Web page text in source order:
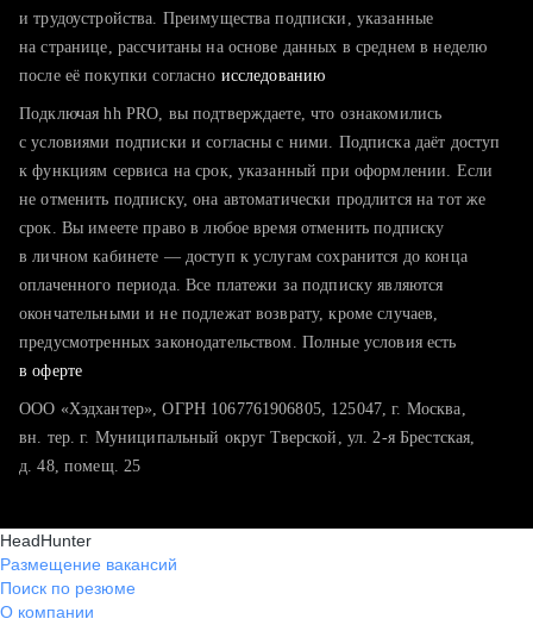
тратите много времени на поиск и вручную поднимаете
хотите сравнить себя с конкурентами и оценить шансы
и трудоустройства. Преимущества подписки, указанные
на странице, рассчитаны на основе данных в среднем в неделю
после её покупки согласно исследованию
Подключая hh PRO, вы подтверждаете, что ознакомились
с условиями подписки и согласны с ними. Подписка даёт доступ
к функциям сервиса на срок, указанный при оформлении. Если
не отменить подписку, она автоматически продлится на тот же
срок. Вы имеете право в любое время отменить подписку
в личном кабинете — доступ к услугам сохранится до конца
оплаченного периода. Все платежи за подписку являются
окончательными и не подлежат возврату, кроме случаев,
предусмотренных законодательством. Полные условия есть
в оферте
ООО «Хэдхантер», ОГРН 1067761906805, 125047, г. Москва,
вн. тер. г. Муниципальный округ Тверской, ул. 2-я Брестская,
д. 48, помещ. 25
HeadHunter
Размещение вакансий
Поиск по резюме
О компании